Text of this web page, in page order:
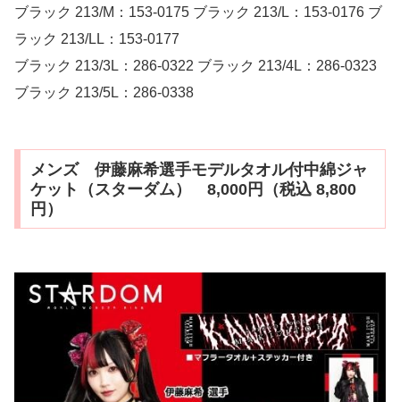
ブラック 213/M：153-0175 ブラック 213/L：153-0176 ブ
ラック 213/LL：153-0177
ブラック 213/3L：286-0322 ブラック 213/4L：286-0323
ブラック 213/5L：286-0338
メンズ 伊藤麻希選手モデルタオル付中綿ジャ
ケット（スターダム） 8,000円（税込 8,800
円）